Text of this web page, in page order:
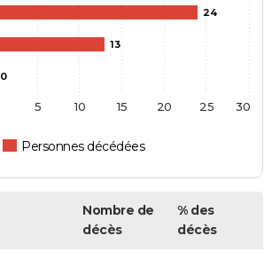
24
13
0
Personnes décédées
5 10 15 20 25 30
Nombre de
décès
% des
décès